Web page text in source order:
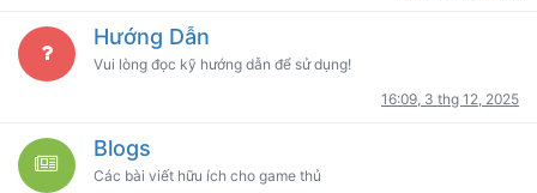
Hướng Dẫn
Vui lòng đọc kỹ hướng dẫn để sử dụng!
16:09, 3 thg 12, 2025
Blogs
Các bài viết hữu ích cho game thủ